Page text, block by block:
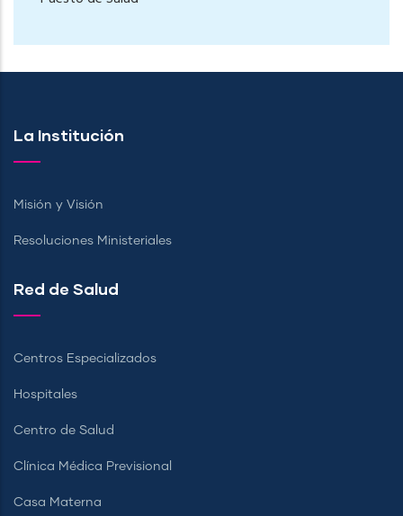
La Institución
Misión y Visión
Resoluciones Ministeriales
Red de Salud
Centros Especializados
Hospitales
Centro de Salud
Clínica Médica Previsional
Casa Materna